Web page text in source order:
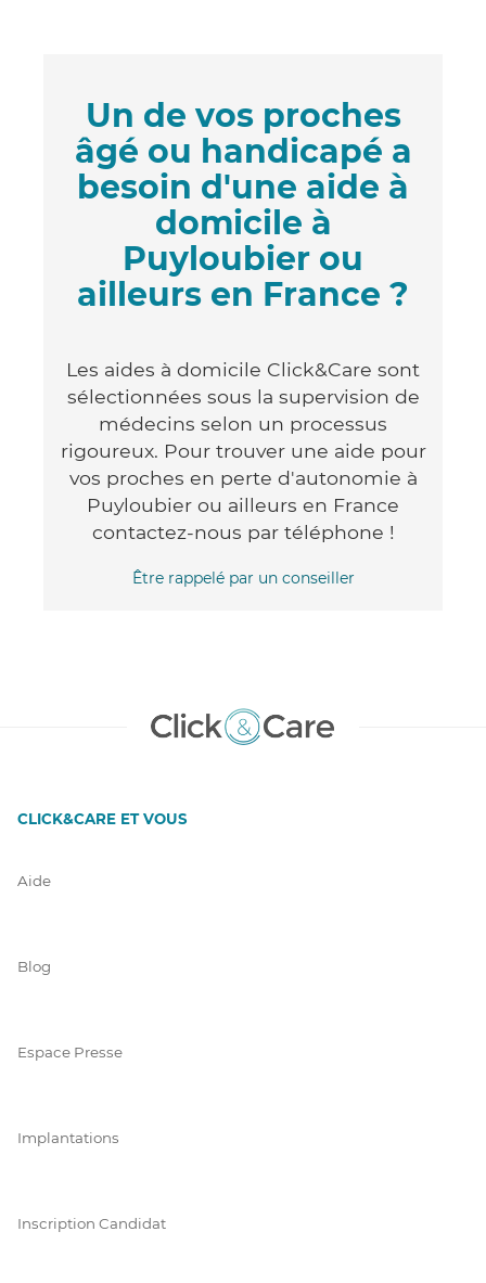
Un de vos proches
âgé ou handicapé a
besoin d'une aide à
domicile à
Puyloubier ou
ailleurs en France ?
Les aides à domicile Click&Care sont
sélectionnées sous la supervision de
médecins selon un processus
rigoureux. Pour trouver une aide pour
vos proches en perte d'autonomie à
Puyloubier ou ailleurs en France
contactez-nous par téléphone !
Être rappelé par un conseiller
CLICK&CARE ET VOUS
Aide
Blog
Espace Presse
Implantations
Inscription Candidat